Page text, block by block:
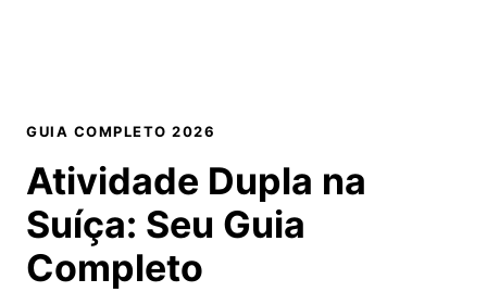
GUIA COMPLETO 2026
Atividade Dupla na
Suíça: Seu Guia
Completo